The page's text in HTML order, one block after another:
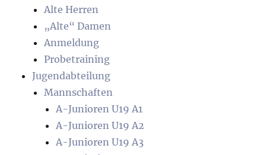
Alte Herren
„Alte“ Damen
Anmeldung
Probetraining
Jugendabteilung
Mannschaften
A-Junioren U19 A1
A-Junioren U19 A2
A-Junioren U19 A3